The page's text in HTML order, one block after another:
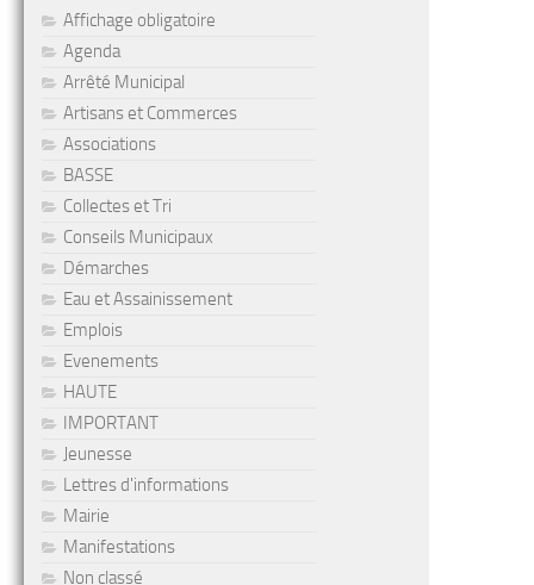
Affichage obligatoire
Agenda
Arrêté Municipal
Artisans et Commerces
Associations
BASSE
Collectes et Tri
Conseils Municipaux
Démarches
Eau et Assainissement
Emplois
Evenements
HAUTE
IMPORTANT
Jeunesse
Lettres d'informations
Mairie
Manifestations
Non classé